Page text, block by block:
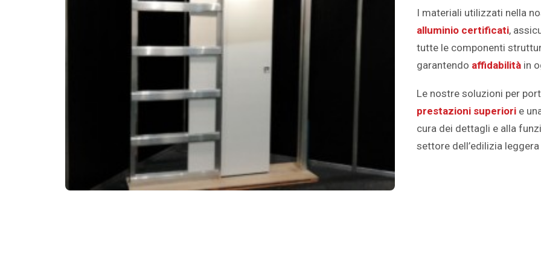
I materiali utilizzati nella
alluminio certificati,
tutte le componenti
garantendo affidabilità in
Le nostre soluzioni per
prestazioni superiori e
cura dei dettagli e alla
settore dell’edilizia